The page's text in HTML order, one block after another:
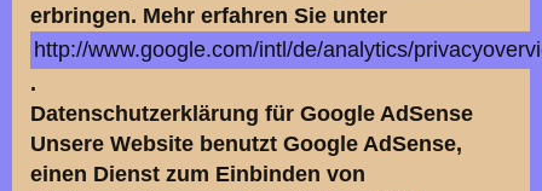
erbringen. Mehr erfahren Sie unter
http://www.google.com/intl/de/analytics/
.
Datenschutzerklärung für Google AdSense
Unsere Website benutzt Google AdSense,
einen Dienst zum Einbinden von